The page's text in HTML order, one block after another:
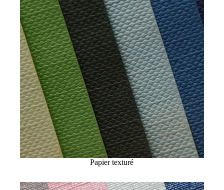
Papier texturé